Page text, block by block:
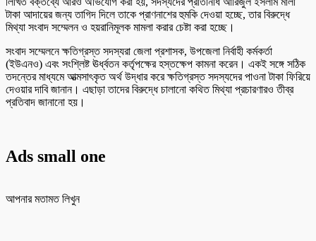
টাকা আদায়ের জন্য তাগিদ দিলে তাকে প্রাণনাশের হুমকি দেওয়া হচ্ছে, তার বিরুদ্ধে
মিথ্যা সংবাদ সম্মেলন ও হয়রানিমূলক মামলা করার চেষ্টা করা হচ্ছে।
সংবাদ সম্মেলনে ক্ষতিগ্রস্ত সদস্যরা জেলা প্রশাসক, উপজেলা নির্বাহী কর্মকর্তা
(ইউএনও) এবং সংশ্লিষ্ট ঊর্ধ্বতন কর্তৃপক্ষের হস্তক্ষেপ কামনা করেন। একই সঙ্গে সঠিক
তদন্তের মাধ্যমে আত্মসাৎকৃত অর্থ উদ্ধার করে ক্ষতিগ্রস্ত সদস্যদের পাওনা টাকা ফিরিয়ে
দেওয়ার দাবি জানান। এছাড়া তাদের বিরুদ্ধে চালানো কথিত মিথ্যা প্রচারণারও তীব্র
প্রতিবাদ জানানো হয়।
Ads small one
আপনার মতামত লিখুন